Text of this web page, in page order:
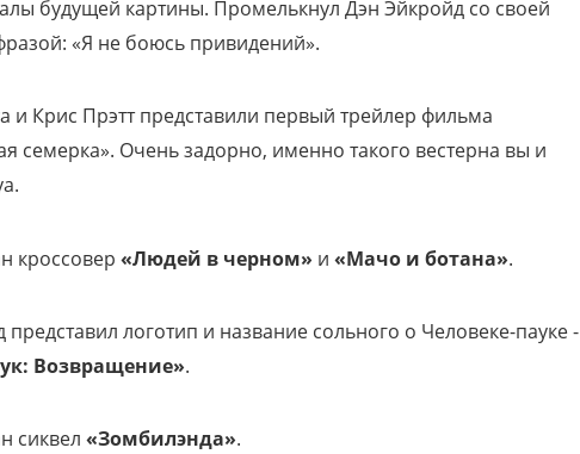
будущей картины. Промелькнул Дэн Эйкройд со своей
«Я не боюсь привидений».
и Крис Прэтт представили первый трейлер фильма
семерка». Очень задорно, именно такого вестерна вы и
кроссовер «Людей в черном» и «Мачо и ботана».
представил логотип и название сольного о Человеке-пауке -
Возвращение».
сиквел «Зомбилэнда».